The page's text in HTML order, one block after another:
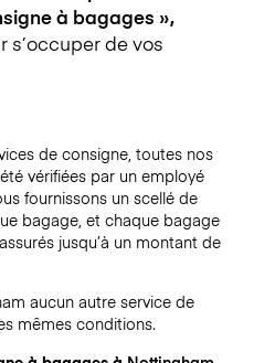
à bagages »,
s’occuper de vos
de consigne,toutes nos
vérifiées par un employé
fournissons un scellé de
bagage, et chaque bagage
jusqu’à un montant de
aucun autre service de
mêmes conditions.